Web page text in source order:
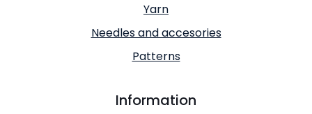
Yarn
Needles and accesories
Patterns
Information